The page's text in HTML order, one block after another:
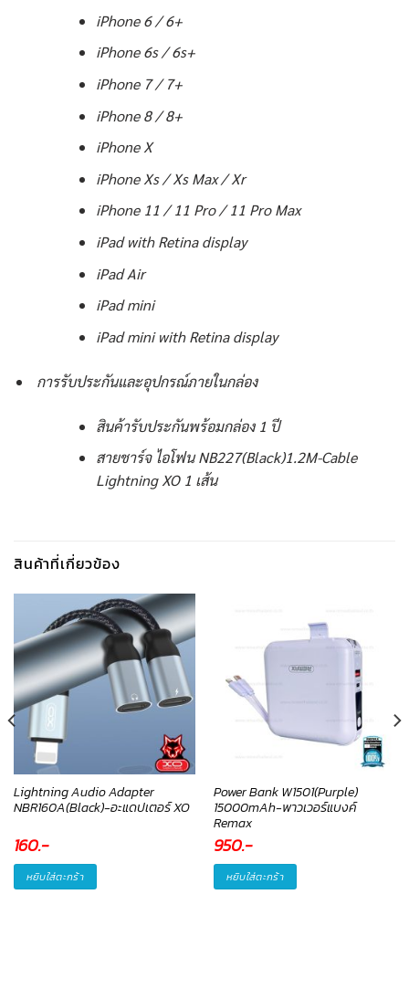
iPhone 6 / 6+
iPhone 6s / 6s+
iPhone 7 / 7+
iPhone 8 / 8+
iPhone X
iPhone Xs / Xs Max / Xr
iPhone 11 / 11 Pro / 11 Pro Max
iPad with Retina display
iPad Air
iPad mini
iPad mini with Retina display
การรับประกันและอุปกรณ์ภายในกล่อง
สินค้ารับประกันพร้อมกล่อง 1 ปี
สายชาร์จ ไอโฟน NB227(Black)1.2M-Cable
Lightning XO 1 เส้น
สินค้าที่เกี่ยวข้อง
Lightning Audio Adapter
NBR160A(Black)-อะแดปเตอร์ XO
160.-
หยิบใส่ตะกร้า
Power Bank W1501(Purple)
15000mAh-พาวเวอร์แบงค์
Remax
950.-
หยิบใส่ตะกร้า